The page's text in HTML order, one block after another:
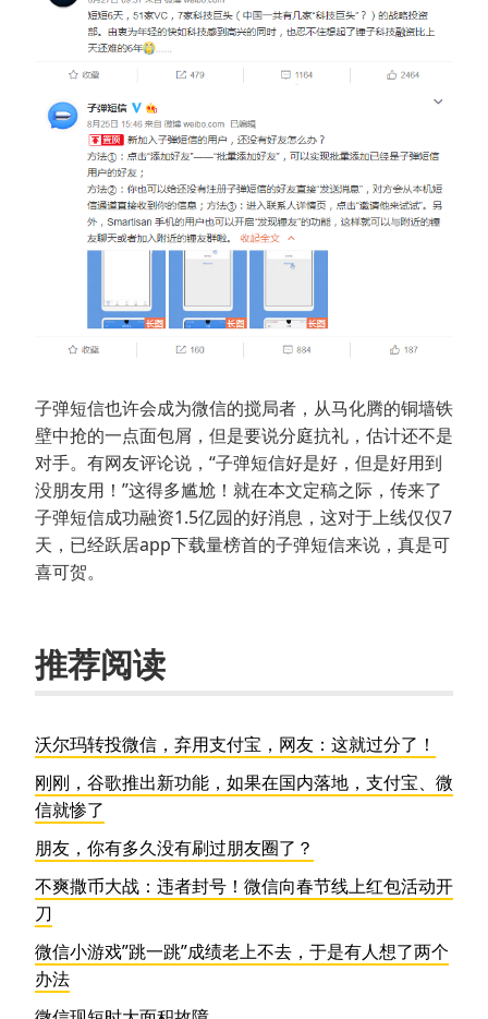
子弹短信也许会成为微信的搅局者，从马化腾的铜墙铁
壁中抢的一点面包屑，但是要说分庭抗礼，估计还不是
对手。有网友评论说，“子弹短信好是好，但是好用到
没朋友用！”这得多尴尬！就在本文定稿之际，传来了
子弹短信成功融资1.5亿园的好消息，这对于上线仅仅7
天，已经跃居app下载量榜首的子弹短信来说，真是可
喜可贺。
推荐阅读
沃尔玛转投微信，弃用支付宝，网友：这就过分了！
刚刚，谷歌推出新功能，如果在国内落地，支付宝、微
信就惨了
朋友，你有多久没有刷过朋友圈了？
不爽撒币大战：违者封号！微信向春节线上红包活动开
刀
微信小游戏”跳一跳”成绩老上不去，于是有人想了两个
办法